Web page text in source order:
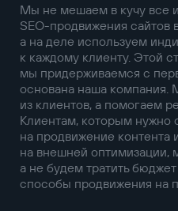
Мы не мешаем в кучу все
SEO-продвижения сайтов
а на деле используем
к каждому клиенту. Этой
мы придерживаемся с
основана наша компания.
из клиентов, а помогаем
Клиентам, которым нужно
на продвижение контента
на внешней оптимизации,
а не будем тратить
способы продвижения на